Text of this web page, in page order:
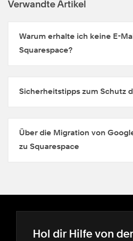
Verwandte Artikel
Warum erhalte ich keine E-
Squarespace?
Sicherheitstipps zum Schutz
Über die Migration von
zu Squarespace
Hol dir Hilfe von der